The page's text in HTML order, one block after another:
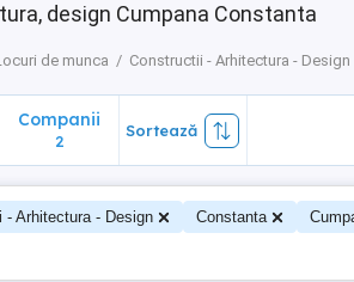
design Cumpana Constanta
de munca Constructii - Arhitectura - Design
Companii
2
Sortează
- Arhitectura - Design Constanta